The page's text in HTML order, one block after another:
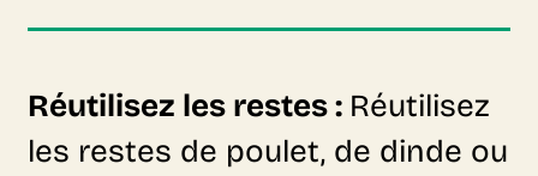
Réutilisez les restes : Réutilisez
les restes de poulet, de dinde ou